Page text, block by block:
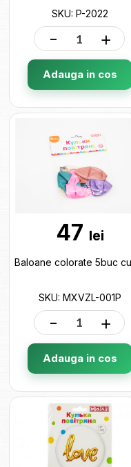
SKU: P-2022
- +
Adauga in cos
47 lei
SKU: MXVZL-001P
- +
Adauga in cos